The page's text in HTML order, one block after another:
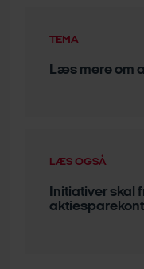
TEMA
Læs mere om
LÆS OGSÅ
Initiativer skal